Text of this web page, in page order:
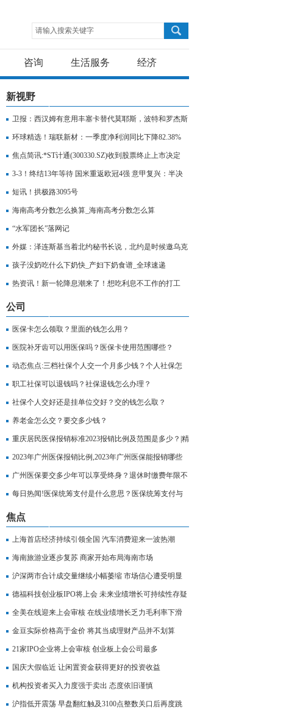
请输入搜索关键字
咨询 生活服务 经济
新视野
卫报：西汉姆有意用丰塞卡替代莫耶斯，波特和罗杰斯
也在考虑范围
环球精选！瑞联新材：一季度净利润同比下降82.38%
焦点简讯:*ST计通(300330.SZ)收到股票终止上市决定
3-3！终结13年等待 国米重返欧冠4强 意甲复兴：半决
赛上演米兰德比
短讯！拱极路3095号
海南高考分数怎么换算_海南高考分数怎么算
“水军团长”落网记
外媒：泽连斯基当着北约秘书长说，北约是时候邀乌克
兰加入了
孩子没奶吃什么下奶快_产妇下奶食谱_全球速递
热资讯！新一轮降息潮来了！想吃利息不工作的打工
人，醒醒！
公司
医保卡怎么领取？里面的钱怎么用？
医院补牙齿可以用医保吗？医保卡使用范围哪些？
动态焦点:三档社保个人交一个月多少钱？个人社保怎
么查询？
职工社保可以退钱吗？社保退钱怎么办理？
社保个人交好还是挂单位交好？交的钱怎么取？
养老金怎么交？要交多少钱？
重庆居民医保报销标准2023报销比例及范围是多少？|精
选
2023年广州医保报销比例,2023年广州医保能报销哪些
费用
广州医保要交多少年可以享受终身？退休时缴费年限不
满怎么办？ 观点
每日热闻!医保统筹支付是什么意思？医保统筹支付与
医保个人账户的区别
焦点
上海首店经济持续引领全国 汽车消费迎来一波热潮
海南旅游业逐步复苏 商家开始布局海南市场
沪深两市合计成交量继续小幅萎缩 市场信心遭受明显
打击
德福科技创业板IPO将上会 未来业绩增长可持续性存疑
全美在线迎来上会审核 在线业绩增长乏力毛利率下滑
金豆实际价格高于金价 将其当成理财产品并不划算
21家IPO企业将上会审核 创业板上会公司最多
国庆大假临近 让闲置资金获得更好的投资收益
机构投资者买入力度强于卖出 态度依旧谨慎
沪指低开震荡 早盘翻红触及3100点整数关口后再度跳